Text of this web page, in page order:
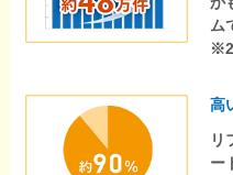
ム
高
リ
ー